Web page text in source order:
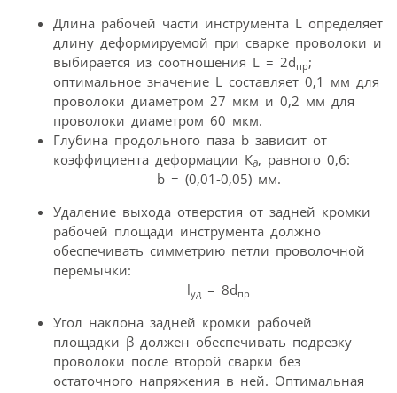
Длина рабочей части инструмента L определяет
длину деформируемой при сварке проволоки и
выбирается из соотношения L = 2dпр;
оптимальное значение L составляет 0,1 мм для
проволоки диаметром 27 мкм и 0,2 мм для
проволоки диаметром 60 мкм.
Глубина продольного паза b зависит от
коэффициента деформации К∂, равного 0,6:
b = (0,01-0,05) мм.
Удаление выхода отверстия от задней кромки
рабочей площади инструмента должно
обеспечивать симметрию петли проволочной
перемычки:
lуд = 8dпр
Угол наклона задней кромки рабочей
площадки β должен обеспечивать подрезку
проволоки после второй сварки без
остаточного напряжения в ней. Оптимальная